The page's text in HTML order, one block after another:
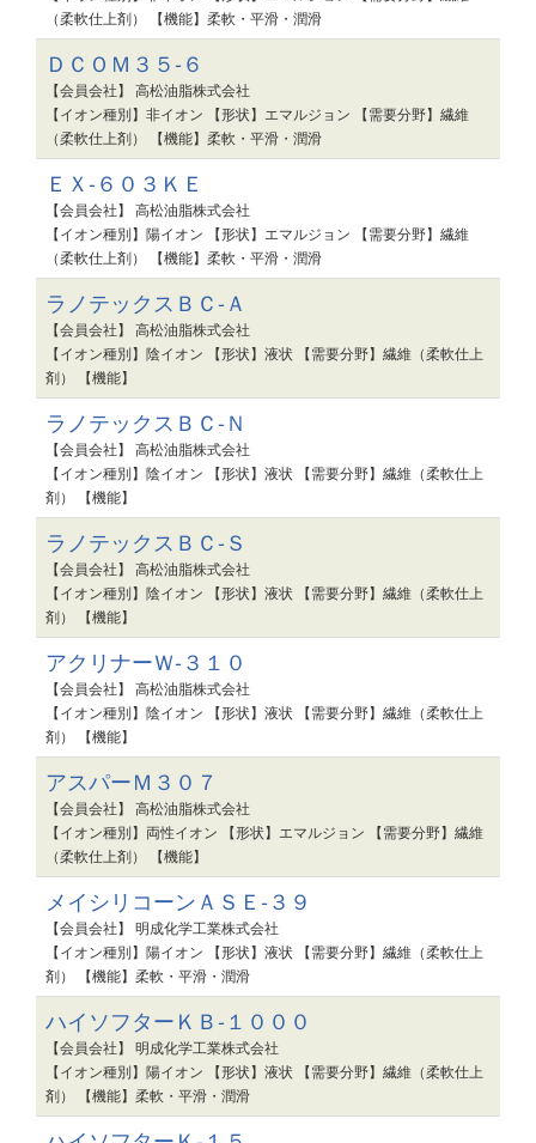
（柔軟仕上剤） 【機能】柔軟・平滑・潤滑
ＤＣＯＭ３５-６
【会員会社】 高松油脂株式会社
【イオン種別】非イオン 【形状】エマルジョン 【需要分野】繊維
（柔軟仕上剤） 【機能】柔軟・平滑・潤滑
ＥＸ-６０３ＫＥ
【会員会社】 高松油脂株式会社
【イオン種別】陽イオン 【形状】エマルジョン 【需要分野】繊維
（柔軟仕上剤） 【機能】柔軟・平滑・潤滑
ラノテックスＢＣ-Ａ
【会員会社】 高松油脂株式会社
【イオン種別】陰イオン 【形状】液状 【需要分野】繊維（柔軟仕上
剤） 【機能】
ラノテックスＢＣ-Ｎ
【会員会社】 高松油脂株式会社
【イオン種別】陰イオン 【形状】液状 【需要分野】繊維（柔軟仕上
剤） 【機能】
ラノテックスＢＣ-Ｓ
【会員会社】 高松油脂株式会社
【イオン種別】陰イオン 【形状】液状 【需要分野】繊維（柔軟仕上
剤） 【機能】
アクリナーＷ-３１０
【会員会社】 高松油脂株式会社
【イオン種別】陰イオン 【形状】液状 【需要分野】繊維（柔軟仕上
剤） 【機能】
アスパーＭ３０７
【会員会社】 高松油脂株式会社
【イオン種別】両性イオン 【形状】エマルジョン 【需要分野】繊維
（柔軟仕上剤） 【機能】
メイシリコーンＡＳＥ-３９
【会員会社】 明成化学工業株式会社
【イオン種別】陽イオン 【形状】液状 【需要分野】繊維（柔軟仕上
剤） 【機能】柔軟・平滑・潤滑
ハイソフターＫＢ-１０００
【会員会社】 明成化学工業株式会社
【イオン種別】陽イオン 【形状】液状 【需要分野】繊維（柔軟仕上
剤） 【機能】柔軟・平滑・潤滑